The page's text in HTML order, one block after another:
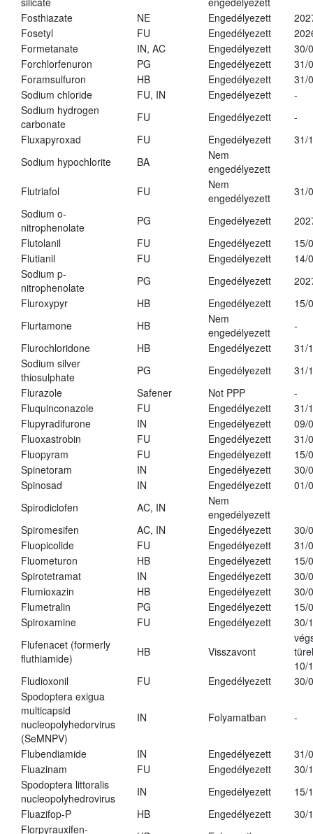
Fosthiazate
NE Engedélyezett
Fosetyl
FU Engedélyezett
Formetanate
IN, AC Engedélyezett
30/
Forchlorfenuron
PG Engedélyezett
31/
Foramsulfuron
HB Engedélyezett
31/
Sodium chloride
FU, IN Engedélyezett
-
Sodium hydrogen
carbonate
FU Engedélyezett
-
Fluxapyroxad
FU Engedélyezett
31/
Sodium hypochlorite
BA
Nem
engedélyezett
Flutriafol
FU
Nem
engedélyezett
31/
Sodium o-
nitrophenolate
PG Engedélyezett
Flutolanil
FU Engedélyezett
15/
Flutianil
FU Engedélyezett
14/
Sodium p-
nitrophenolate
PG Engedélyezett
Fluroxypyr
HB Engedélyezett
15/
Flurtamone
HB
Nem
engedélyezett
-
Flurochloridone
HB Engedélyezett
31/
Sodium silver
thiosulphate
PG Engedélyezett
31/
Flurazole
Safener Not PPP
-
Fluquinconazole
FU Engedélyezett
31/
Flupyradifurone
IN Engedélyezett
09/
Fluoxastrobin
FU Engedélyezett
31/
Fluopyram
FU Engedélyezett
15/
Spinetoram
IN Engedélyezett
30/
Spinosad
IN Engedélyezett
01/
Spirodiclofen
AC, IN
Nem
engedélyezett
Spiromesifen
AC, IN Engedélyezett
30/
Fluopicolide
FU Engedélyezett
31/
Fluometuron
HB Engedélyezett
15/
Spirotetramat
IN Engedélyezett
30/
Flumioxazin
HB Engedélyezett
30/
Flumetralin
PG Engedélyezett
15/
Spiroxamine
FU Engedélyezett
30/
Flufenacet (formerly
fluthiamide)
HB Visszavont
10/
Fludioxonil
FU Engedélyezett
30/
Spodoptera exigua
multicapsid
nucleopolyhedorvirus
(SeMNPV)
IN Folyamatban -
Flubendiamide IN Engedélyezett
31/
Fluazinam
FU Engedélyezett
30/
Spodoptera littoralis
nucleopolyhedrovirus
IN Engedélyezett
15/
Fluazifop-P
HB Engedélyezett
30/
Florpyrauxifen-